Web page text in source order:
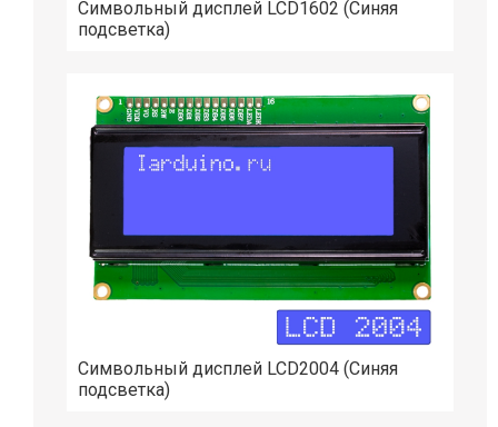
Символьный дисплей LCD1602 (Синяя
подсветка)
Символьный дисплей LCD2004 (Синяя
подсветка)